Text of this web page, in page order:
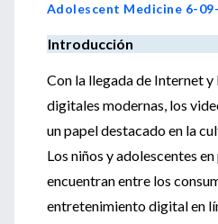
Adolescent Medicine 6-
Introducción
Con la llegada de Internet
digitales modernas, los
un papel destacado en la
Los niños y adolescentes
encuentran entre los
entretenimiento digital en